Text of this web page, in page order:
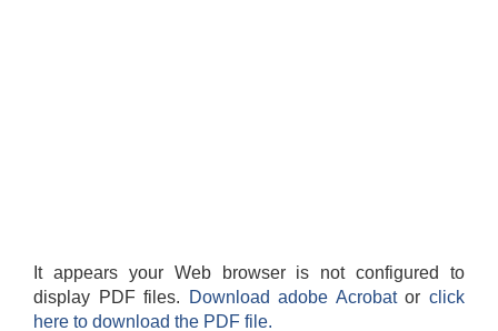
It appears your Web browser is not configured to
display PDF files.
Download adobe Acrobatorclick
here to download the PDF file.